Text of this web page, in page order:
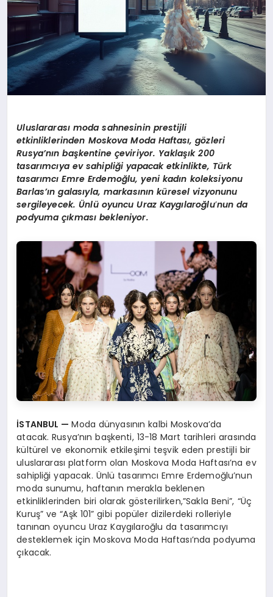
Uluslararası moda sahnesinin prestijli
etkinliklerinden Moskova Moda Haftası, gözleri
Rusya’nın başkentine çeviriyor. Yaklaşık 200
tasarımcıya ev sahipliği yapacak etkinlikte, Türk
tasarımcı Emre Erdemoğlu, yeni kadın koleksiyonu
Barlas’ın galasıyla, markasının küresel vizyonunu
sergileyecek.Ünlü oyuncu Uraz Kaygılaroğlu’nun da
podyuma çıkması bekleniyor.
İSTANBUL —Moda dünyasının kalbi Moskova’da
atacak. Rusya’nın başkenti, 13-18 Mart tarihleri arasında
kültürel ve ekonomik etkileşimi teşvik eden prestijli bir
uluslararası platform olan Moskova Moda Haftası’na ev
sahipliği yapacak. Ünlü tasarımcı Emre Erdemoğlu’nun
moda sunumu, haftanın merakla beklenen
etkinliklerinden biri olarak gösterilirken,”Sakla Beni”, “Üç
Kuruş” ve “Aşk 101” gibi popüler dizilerdeki rolleriyle
tanınan oyuncu Uraz Kaygılaroğlu da tasarımcıyı
desteklemek için Moskova Moda Haftası’nda podyuma
çıkacak.